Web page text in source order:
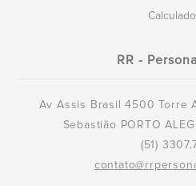
RR -
Av Assis Brasil 4500 Torre
Sebastião PORTO
(51)